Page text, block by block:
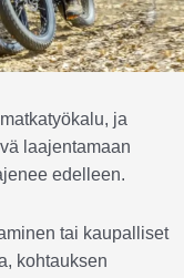
ja
laajentamaan
edelleen.
tai kaupalliset
kohtauksen